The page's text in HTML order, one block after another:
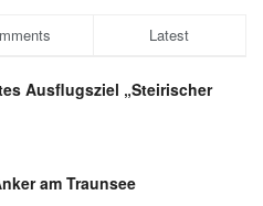
Latest
Ausflugsziel „Steirischer
am Traunsee